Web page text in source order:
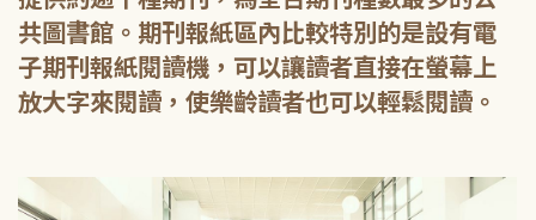
共圖書館。期刊報紙區內比較特別的是設有電
子期刊報紙閱讀機，可以讓讀者直接在螢幕上
放大字來閱讀，使樂齡讀者也可以輕鬆閱讀。